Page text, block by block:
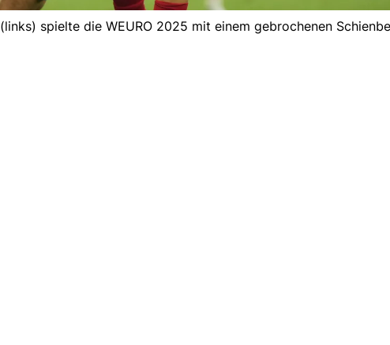
spielte die WEURO 2025 mit einem gebrochenen